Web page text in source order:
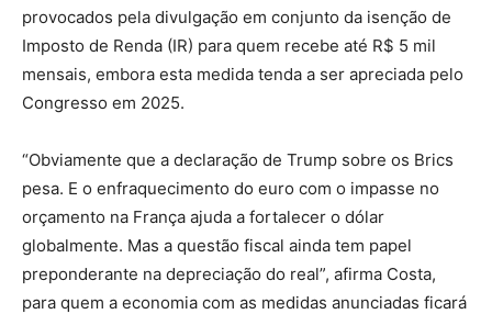
provocados pela divulgação em conjunto da isenção de
Imposto de Renda (IR) para quem recebe até R$ 5 mil
mensais, embora esta medida tenda a ser apreciada pelo
Congresso em 2025.
“Obviamente que a declaração de Trump sobre os Brics
pesa. E o enfraquecimento do euro com o impasse no
orçamento na França ajuda a fortalecer o dólar
globalmente. Mas a questão fiscal ainda tem papel
preponderante na depreciação do real”, afirma Costa,
para quem a economia com as medidas anunciadas ficará